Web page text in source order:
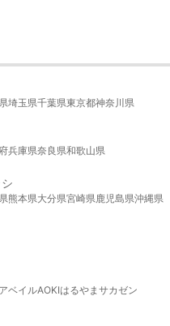
埼玉県千葉県東京都神奈川県
兵庫県奈良県和歌山県
熊本県大分県宮崎県鹿児島県沖縄県
アベイルAOKIはるやま サカゼン